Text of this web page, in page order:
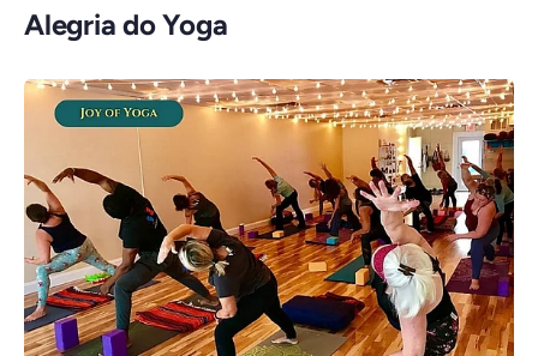
Alegria do Yoga